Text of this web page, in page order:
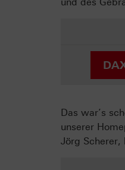
Das war’s
unserer
Jörg Scherer,